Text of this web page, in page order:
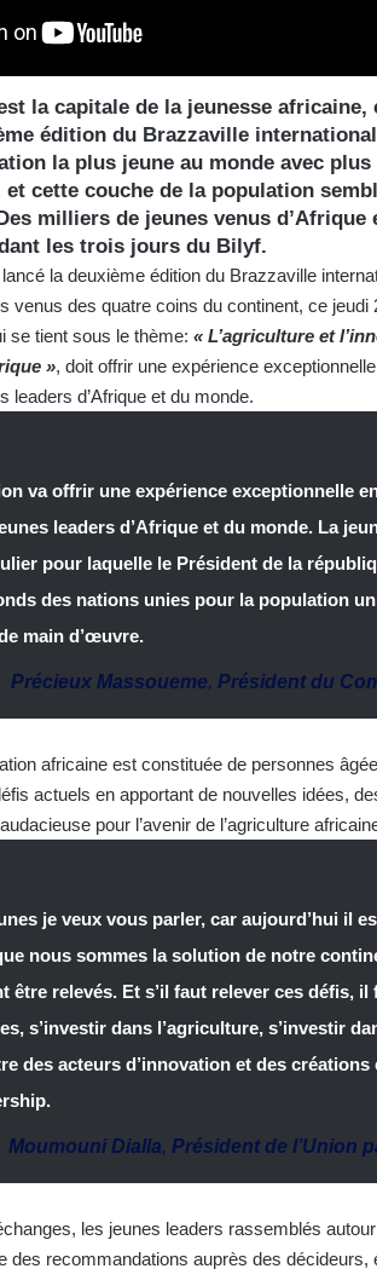
la capitale de la jeunesse
édition du Brazzaville
la plus jeune au monde avec
et cette couche de la population
milliers de jeunes venus
les trois jours du Bilyf.
la deuxième édition du Brazzaville
venus des quatre coins du continent, ce
se tient sous le thème: « L’agriculture et
», doit offrir une expérience
leaders d’Afrique et du monde.
va offrir une expérience exceptionnelle
leaders d’Afrique et du monde. La
pour laquelle le Président de la
des nations unies pour la population
main d’œuvre.
Précieux Massoueme,Président du
africaine est constituée de personnes
actuels en apportant de nouvelles idées,
pour l’avenir de l’agriculture
je veux vous parler, car aujourd’hui il
nous sommes la solution de notre
être relevés. Et s’il faut relever ces défis,
s’investir dans l’agriculture, s’investir
des acteurs d’innovation et des créations
Moumouni Dialla, Président de l’Union
les jeunes leaders rassemblés
des recommandations auprès des décideurs,